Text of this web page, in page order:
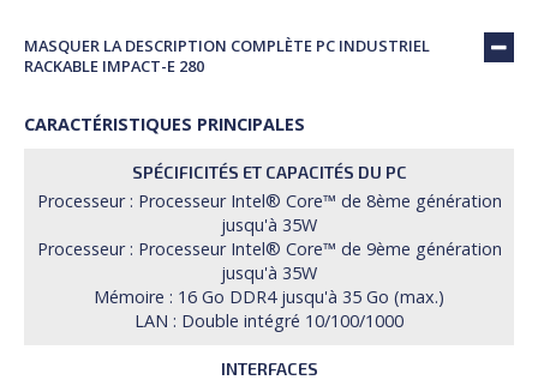
MASQUER LA DESCRIPTION COMPLÈTE PC INDUSTRIEL
RACKABLE IMPACT-E 280
CARACTÉRISTIQUES PRINCIPALES
SPÉCIFICITÉS ET CAPACITÉS DU PC
Processeur : Processeur Intel® Core™ de 8ème génération
jusqu'à 35W
Processeur : Processeur Intel® Core™ de 9ème génération
jusqu'à 35W
Mémoire : 16 Go DDR4 jusqu'à 35 Go (max.)
LAN : Double intégré 10/100/1000
INTERFACES